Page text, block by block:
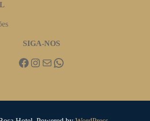
SIGA-NOS
Facebook
Instagram
MailWhatsApp